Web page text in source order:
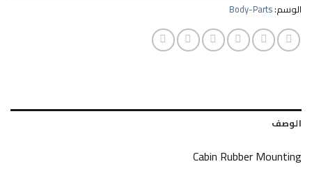
Body-
Cabin